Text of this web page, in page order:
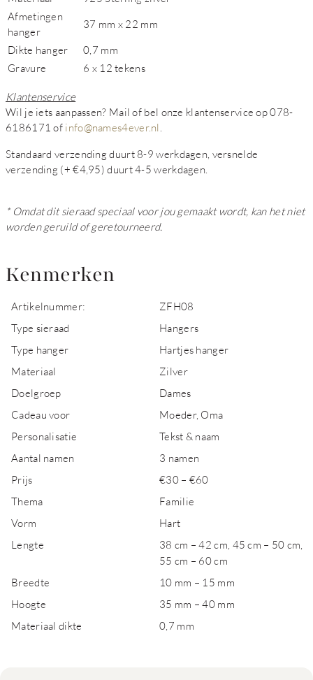
Afmetingen
hanger
37 mm x 22 mm
Dikte hanger
0,7 mm
Gravure
6 x 12 tekens
Klantenservice
Wil je iets aanpassen? Mail of bel onze klantenservice op 078-
6186171 of info@names4ever.nl
Standaard verzending duurt 8-9 werkdagen, versnelde
verzending (+ €4,95) duurt 4-5 werkdagen.
* Omdat dit sieraad speciaal voor jou gemaakt wordt, kan het niet
worden geruild of geretourneerd.
Kenmerken
Artikelnummer:
ZFH08
Type sieraad
Hangers
Type hanger
Hartjes hanger
Materiaal
Zilver
Doelgroep
Dames
Cadeau voor
Moeder, Oma
Personalisatie
Tekst & naam
Aantal namen
3 namen
Prijs
€30 – €60
Thema
Familie
Vorm
Hart
Lengte
38 cm – 42 cm, 45 cm – 50 cm,
55 cm – 60 cm
Breedte
10 mm – 15 mm
Hoogte
35 mm – 40 mm
Materiaal dikte
0,7 mm